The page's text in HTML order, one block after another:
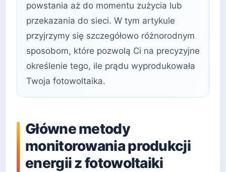
powstania aż do momentu zużycia lub
przekazania do sieci. W tym artykule
przyjrzymy się szczegółowo różnorodnym
sposobom, które pozwolą Ci na precyzyjne
określenie tego, ile prądu wyprodukowała
Twoja fotowoltaika.
Główne metody
monitorowania produkcji
energii z fotowoltaiki